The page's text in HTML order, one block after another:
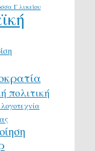
Γ λυκείου
πολιτική